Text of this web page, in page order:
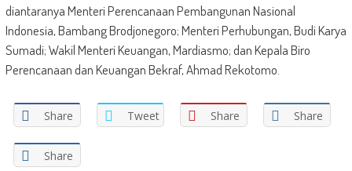
diantaranya Menteri Perencanaan Pembangunan Nasional
Indonesia, Bambang Brodjonegoro; Menteri Perhubungan, Budi Karya
Sumadi; Wakil Menteri Keuangan, Mardiasmo; dan Kepala Biro
Perencanaan dan Keuangan Bekraf, Ahmad Rekotomo.
Share Tweet Share Share
Share